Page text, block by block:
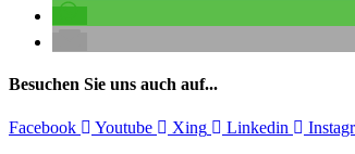
Besuchen Sie uns auch auf...
Facebook Youtube Xing Linkedin